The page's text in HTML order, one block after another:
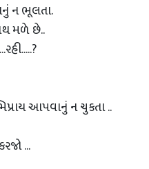
ન ભૂલતા.
મળે છે..
આપવાનું ન ચુકતા ..
...